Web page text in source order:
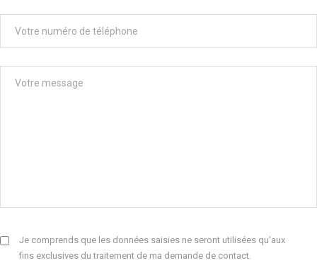
Je comprends que les données saisies ne seront utilisées qu'aux
fins exclusives du traitement de ma demande de contact.